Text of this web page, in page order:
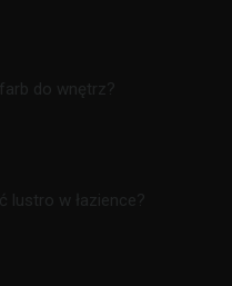
do wnętrz?
lustro w łazience?